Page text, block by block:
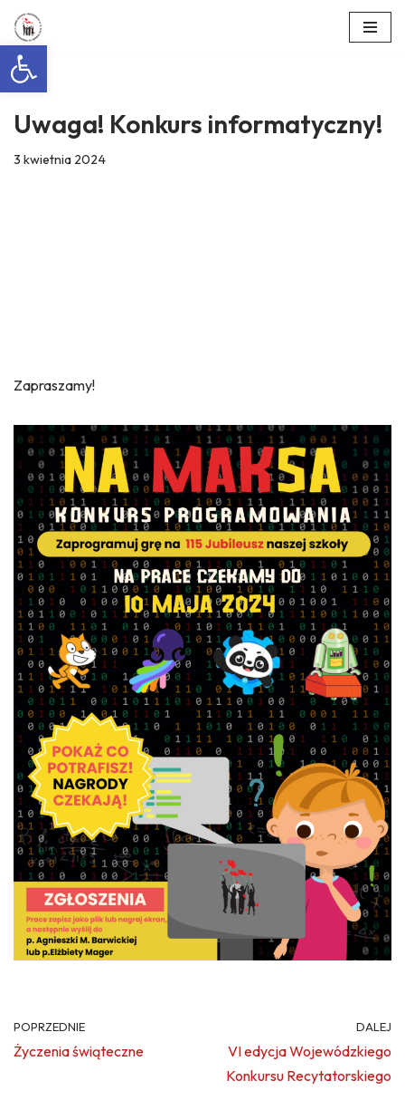
Otwórz pasek narzędzi
Przejdź
do
Uwaga! Konkurs informatyczny!
3 kwietnia 2024
Zapraszamy!
POPRZEDNIE
Życzenia świąteczne
DALEJ
VI edycja Wojewódzkiego
Konkursu Recytatorskiego